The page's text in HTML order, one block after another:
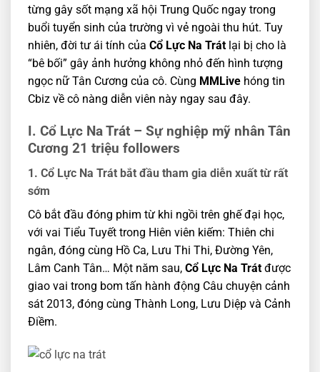
từng gây sốt mạng xã hội Trung Quốc ngay trong
buổi tuyển sinh của trường vì vẻ ngoài thu hút. Tuy
nhiên, đời tư ái tính của Cổ Lực Na Trát lại bị cho là
“bê bối” gây ảnh hưởng không nhỏ đến hình tượng
ngọc nữ Tân Cương của cô. Cùng MMLive hóng tin
Cbiz về cô nàng diễn viên này ngay sau đây.
I. Cổ Lực Na Trát – Sự nghiệp mỹ nhân Tân
Cương 21 triệu followers
1. Cổ Lực Na Trát bắt đầu tham gia diễn xuất từ rất
sớm
Cô bắt đầu đóng phim từ khi ngồi trên ghế đại học,
với vai Tiểu Tuyết trong Hiên viên kiếm: Thiên chi
ngân, đóng cùng Hồ Ca, Lưu Thi Thi, Đường Yên,
Lâm Canh Tân… Một năm sau, Cổ Lực Na Trát được
giao vai trong bom tấn hành động Câu chuyện cảnh
sát 2013, đóng cùng Thành Long, Lưu Diệp và Cảnh
Điềm.